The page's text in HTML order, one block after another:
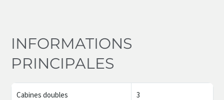
INFORMATIONS
PRINCIPALES
Cabines doubles 3